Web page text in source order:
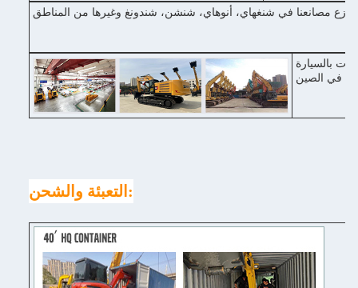
رئيسي في شنغهاي، مع وسائل النقل المريحة، 2-3 ساعات بالسيارة
التعبئة والشحن: